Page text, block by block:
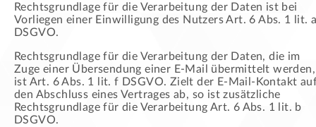
Rechtsgrundlage für die Verarbeitung der Daten ist bei
Vorliegen einer Einwilligung des Nutzers Art. 6 Abs. 1 lit.
DSGVO.
Rechtsgrundlage für die Verarbeitung der Daten, die im
Zuge einer Übersendung einer E-Mail übermittelt werden,
ist Art. 6 Abs. 1 lit. f DSGVO. Zielt der E-Mail-Kontakt
den Abschluss eines Vertrages ab, so ist zusätzliche
Rechtsgrundlage für die Verarbeitung Art. 6 Abs. 1 lit. b
DSGVO.